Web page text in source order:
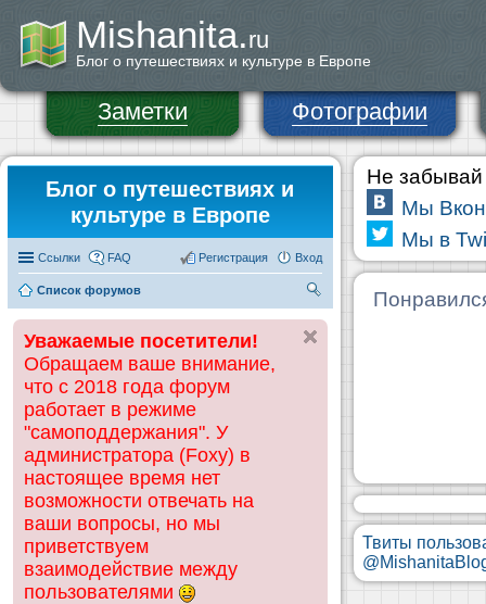
Mishanita.ru
Блог о путешествиях и культуре в Европе
Заметки Фотографии
Блог о путешествиях и
культуре в Европе
Ссылки FAQ Вход
Регистрация
Список форумов
ск
Уважаемые посетители!
Обращаем ваше внимание,
что с 2018 года форум
работает в режиме
"самоподдержания". У
администратора (Foxy) в
настоящее время нет
возможности отвечать на
ваши вопросы, но мы
приветствуем
взаимодействие между
пользователями
Не забывай
Мы
Мы в
Твиты